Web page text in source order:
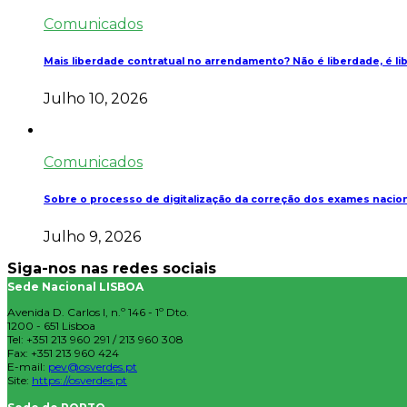
Comunicados
Mais liberdade contratual no arrendamento? Não é liberdade, é
Julho 10, 2026
Comunicados
Sobre o processo de digitalização da correção dos exames
Julho 9, 2026
Siga-nos nas redes sociais
Sede Nacional LISBOA
Avenida D. Carlos I, n.º 146 - 1º Dto.
1200 - 651 Lisboa
Tel: +351 213 960 291 / 213 960 308
Fax: +351 213 960 424
E-mail: pev@osverdes.pt
Site: https://osverdes.pt